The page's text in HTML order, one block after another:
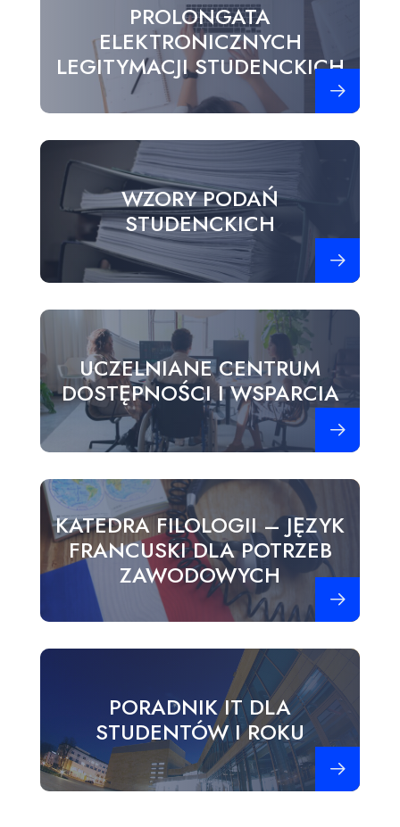
PROLONGATA
ELEKTRONICZNYCH
LEGITYMACJI STUDENCKICH
WZORY PODAŃ
STUDENCKICH
UCZELNIANE CENTRUM
DOSTĘPNOŚCI I WSPARCIA
KATEDRA FILOLOGII – JĘZYK
FRANCUSKI DLA POTRZEB
ZAWODOWYCH
PORADNIK IT DLA
STUDENTÓW I ROKU